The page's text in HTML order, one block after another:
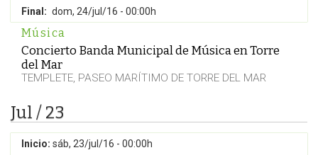
Final: dom, 24/jul/16 - 00:00h
Música
Concierto Banda Municipal de Música en Torre
del Mar
TEMPLETE, PASEO MARÍTIMO DE TORRE DEL MAR
Jul / 23
Inicio: sáb, 23/jul/16 - 00:00h